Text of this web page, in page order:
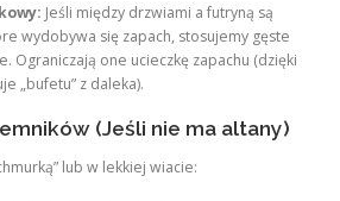
Jeśli między drzwiami a futryną są
wydobywa się zapach, stosujemy gęste
Ograniczają one ucieczkę zapachu (dzięki
„bufetu” z daleka).
(Jeśli nie ma altany)
lub w lekkiej wiacie: